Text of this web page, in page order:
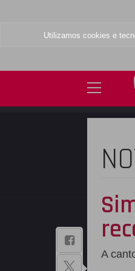
Utilizamos cookies e
A